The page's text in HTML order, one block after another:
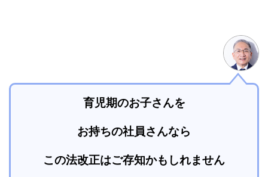
育児期のお子さんを
お持ちの社員さんなら
この法改正はご存知かもしれません